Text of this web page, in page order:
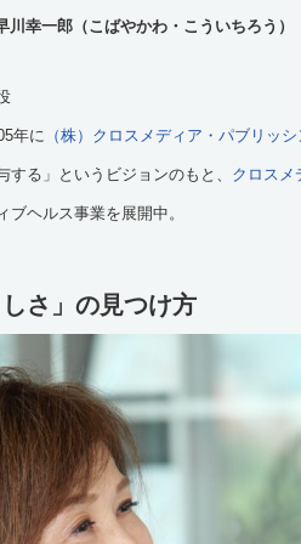
川幸一郎（こばやかわ・こういちろう）
年に （株）クロスメディア・パブリッ
する」というビジョンのもと、 クロスメ
ヘルス事業を展開中。
さ」の見つけ方